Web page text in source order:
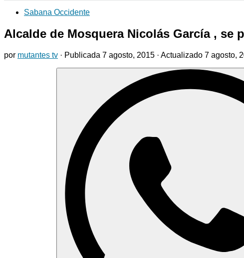
Sabana Occidente
Alcalde de Mosquera Nicolás García ,
por mutantes tv · Publicada 7 agosto, 2015 · Actualizado 7 agosto,